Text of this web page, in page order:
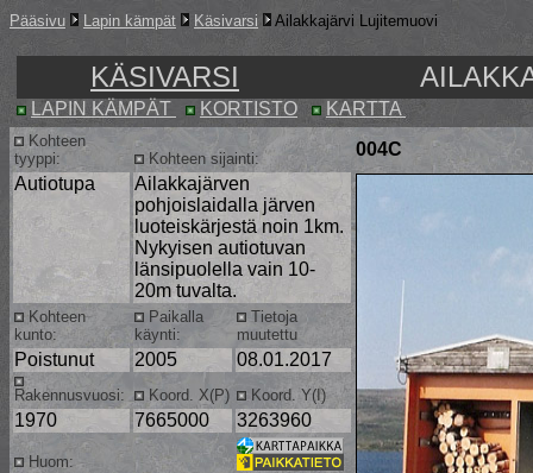
Pääsivu Lapin kämpät Käsivarsi Ailakkajärvi Lujitemuovi
KÄSIVARSI
LAPIN KÄMPÄT KORTISTO KARTTA
Kohteen
tyyppi:
Kohteen sijainti:
004C
Autiotupa
Ailakkajärven
pohjoislaidalla järven
luoteiskärjestä noin 1km.
Nykyisen autiotuvan
länsipuolella vain 10-
20m tuvalta.
Kohteen
kunto:
Paikalla
käynti:
Tietoja
muutettu
Poistunut 2005 08.01.2017
Rakennusvuosi: Koord. X(P) Koord. Y(I)
1970 7665000 3263960
Huom: